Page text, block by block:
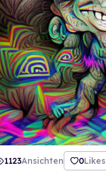
1123Ansichten 0Likes